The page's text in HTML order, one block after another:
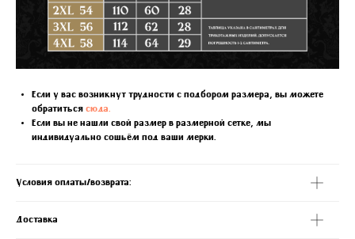
Если у вас возникнут трудности с подбором размера, вы можете
обратиться сюда.
Если вы не нашли свой размер в размерной сетке, мы
индивидуально сошьём под ваши мерки.
Условия оплаты/возврата:
Доставка